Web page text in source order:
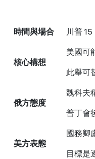
時間與場合 川普
核心構想
美國可
此舉可
俄方態度
魏科夫
普丁會
美方表態
國務卿
目標是